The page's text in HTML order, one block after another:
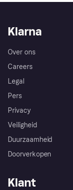
Klarna
Over ons
Careers
Legal
Pers
Privacy
Veiligheid
Duurzaamheid
Doorverkopen
Klant